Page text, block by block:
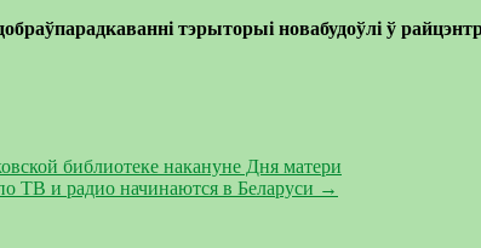
тэрыторыі новабудоўлі ў
библиотеке накануне Дня матери
ТВ и радио начинаются в Беларуси →